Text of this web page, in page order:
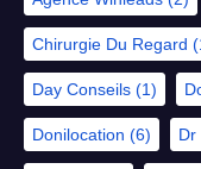
Chirurgie Du Regard
Day Conseils (1)
Donilocation (6) Dr